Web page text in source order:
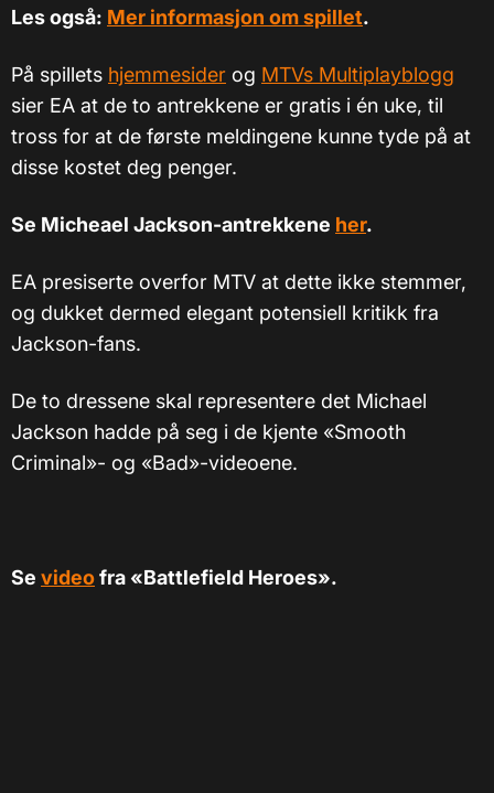
Les også: Mer informasjon om spillet.
På spillets hjemmesider og MTVs Multiplayblogg
sier EA at de to antrekkene er gratis i én uke, til
tross for at de første meldingene kunne tyde på at
disse kostet deg penger.
Se Micheael Jackson-antrekkene her.
EA presiserte overfor MTV at dette ikke stemmer,
og dukket dermed elegant potensiell kritikk fra
Jackson-fans.
De to dressene skal representere det Michael
Jackson hadde på seg i de kjente «Smooth
Criminal»- og «Bad»-videoene.
Se videofra «Battlefield Heroes».